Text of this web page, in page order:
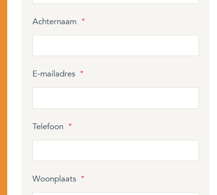
Achternaam *
E-mailadres *
Telefoon *
Woonplaats *